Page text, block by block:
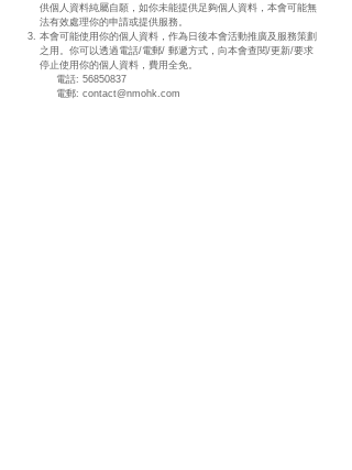
供個人資料純屬自願，如你未能提供足夠個人資料，本會可能無
法有效處理你的申請或提供服務。
本會可能使用你的個人資料，作為日後本會活動推廣及服務策劃
之用。你可以透過電話/電郵/ 郵遞方式，向本會查閱/更新/要求
停止使用你的個人資料，費用全免。
電話: 56850837
電郵: contact@nmohk.com